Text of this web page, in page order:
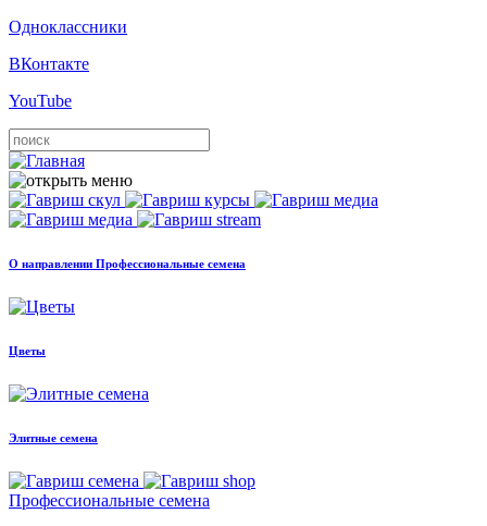
Одноклассники
ВКонтакте
YouTube
О направлении Профессиональные семена
Цветы
Элитные семена
Профессиональные семена